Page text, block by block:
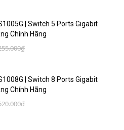
| Switch 5 Ports Gigabit
Chính Hãng
| Switch 8 Ports Gigabit
Chính Hãng